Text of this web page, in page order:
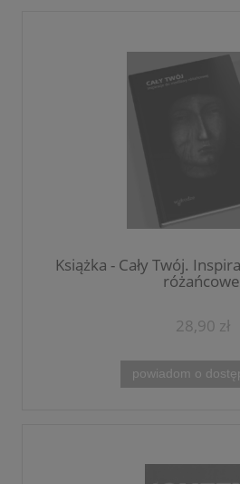
Książka - Cały Twój.
28,90 zł
powiadom o